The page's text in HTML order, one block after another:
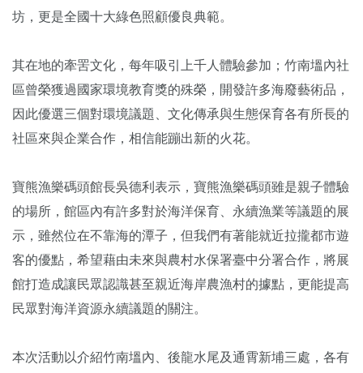
坊，更是全國十大綠色照顧優良典範。
其在地的牽罟文化，每年吸引上千人體驗參加；竹南塭內社
區曾榮獲過國家環境教育獎的殊榮，開發許多海廢藝術品，
因此優選三個對環境議題、文化傳承與生態保育各有所長的
社區來與企業合作，相信能蹦出新的火花。
寶熊漁樂碼頭館長吳德利表示，寶熊漁樂碼頭雖是親子體驗
的場所，館區內有許多對於海洋保育、永續漁業等議題的展
示，雖然位在不靠海的潭子，但我們有著能就近拉攏都市遊
客的優點，希望藉由未來與農村水保署臺中分署合作，將展
館打造成讓民眾認識甚至親近海岸農漁村的據點，更能提高
民眾對海洋資源永續議題的關注。
本次活動以介紹竹南塭內、後龍水尾及通霄新埔三處，各有